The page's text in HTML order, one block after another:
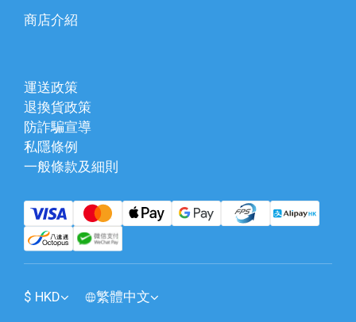
商店介紹
運送政策
退換貨政策
防詐騙宣導
私隱條例
一般條款及細則
$ HKD 繁體中文